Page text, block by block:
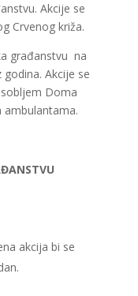
Akcije se
Crvenog križa.
građanstvu na
Akcije se
Doma
ambulantama.
akcija bi se